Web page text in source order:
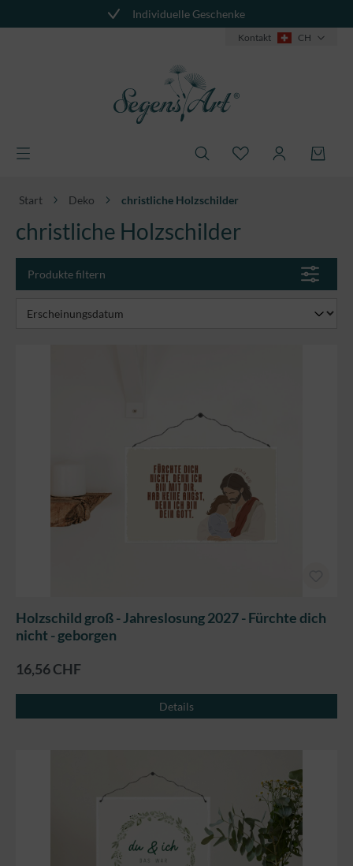
Individuelle Geschenke
Kontakt CH
Produkte filtern
Start Deko christliche Holzschilder
christliche Holzschilder
Holzschild groß - Jahreslosung 2027 - Fürchte dich
nicht - geborgen
16,56 CHF
Details